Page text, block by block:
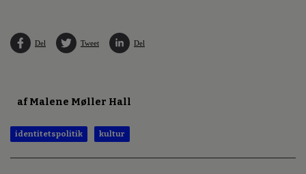
Del Tweet Del
af Malene Møller Hall
identitetspolitik kultur